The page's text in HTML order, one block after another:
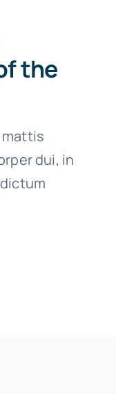
the
mattis
dui, in